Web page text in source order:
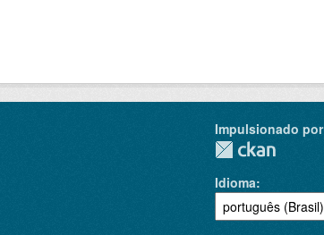
Impulsionado por
Idioma